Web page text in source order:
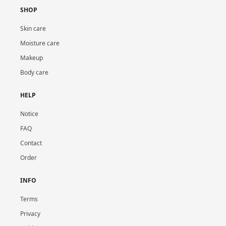
SHOP
Skin care
Moisture care
Makeup
Body care
HELP
Notice
FAQ
Contact
Order
INFO
Terms
Privacy